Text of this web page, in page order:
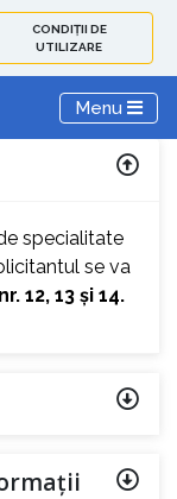
CONDIȚII DE
UTILIZARE
Toggle
Menu
specialitate
se va
12, 13 și 14.